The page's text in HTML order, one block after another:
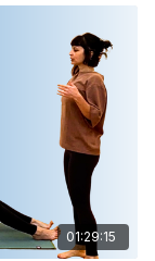
01:29:15